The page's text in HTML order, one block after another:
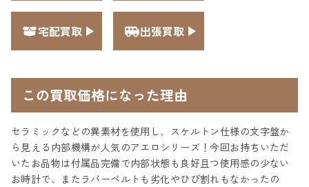
宅配買取 出張買取
この買取価格になった理由
セラミックなどの異素材を使用し、スケルトン仕様の文字盤か
ら見える内部機構が人気のアエロシリーズ！今回お持ちいただ
いたお品物は付属品完備で内部状態も良好且つ使用感の少ない
お時計で、またラバーベルトも劣化やひび割れもなかったの